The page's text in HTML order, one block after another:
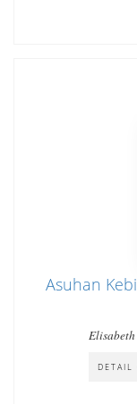
Asuhan
DETAIL